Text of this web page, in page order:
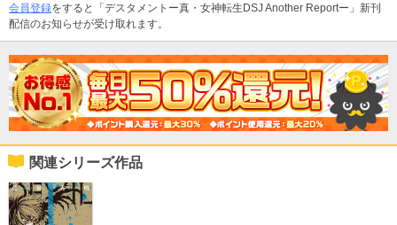
会員登録をすると「デスタメントー真・女神転生DSJ Another Reportー」新刊
配信のお知らせが受け取れます。
関連シリーズ作品